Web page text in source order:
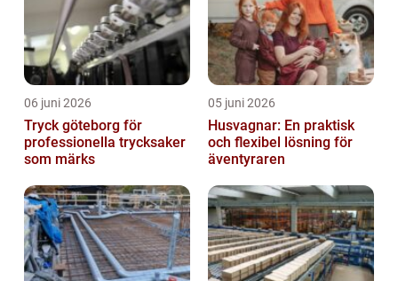
06 juni 2026
Tryck göteborg för
professionella trycksaker
som märks
05 juni 2026
Husvagnar: En praktisk
och flexibel lösning för
äventyraren